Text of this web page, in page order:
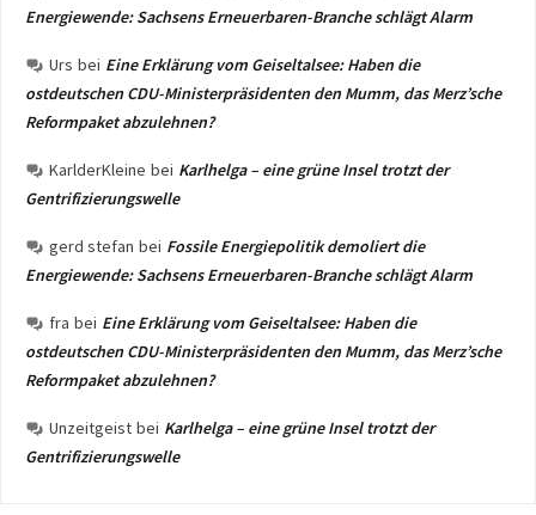
Energiewende: Sachsens Erneuerbaren-Branche schlägt Alarm
Urs bei Eine Erklärung vom Geiseltalsee: Haben die
ostdeutschen CDU-Ministerpräsidenten den Mumm, das Merz’sche
Reformpaket abzulehnen?
KarlderKleine bei Karlhelga – eine grüne Insel trotzt der
Gentrifizierungswelle
gerd stefan bei Fossile Energiepolitik demoliert die
Energiewende: Sachsens Erneuerbaren-Branche schlägt Alarm
fra bei Eine Erklärung vom Geiseltalsee: Haben die
ostdeutschen CDU-Ministerpräsidenten den Mumm, das Merz’sche
Reformpaket abzulehnen?
Unzeitgeist bei Karlhelga – eine grüne Insel trotzt der
Gentrifizierungswelle